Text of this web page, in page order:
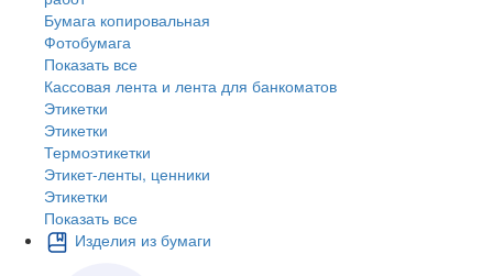
Бумага копировальная
Фотобумага
Показать все
Кассовая лента и лента для банкоматов
Этикетки
Этикетки
Термоэтикетки
Этикет-ленты, ценники
Этикетки
Показать все
Изделия из бумаги